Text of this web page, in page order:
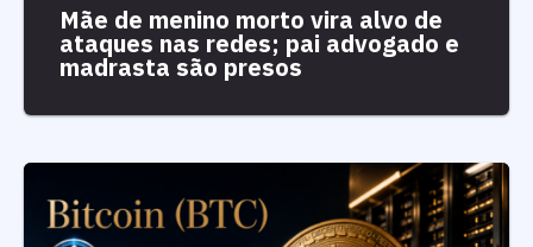
Mãe de menino morto vira alvo de
ataques nas redes; pai advogado e
madrasta são presos